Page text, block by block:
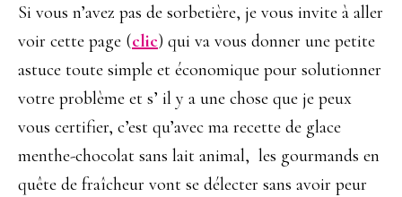
Si vous n’avez pas de sorbetière, je vous invite à aller
voir cette page (clic) qui va vous donner une petite
astuce toute simple et économique pour solutionner
votre problème et s’ il y a une chose que je peux
vous certifier, c’est qu’avec ma recette de glace
menthe-chocolat sans lait animal, les gourmands en
quête de fraîcheur vont se délecter sans avoir peur